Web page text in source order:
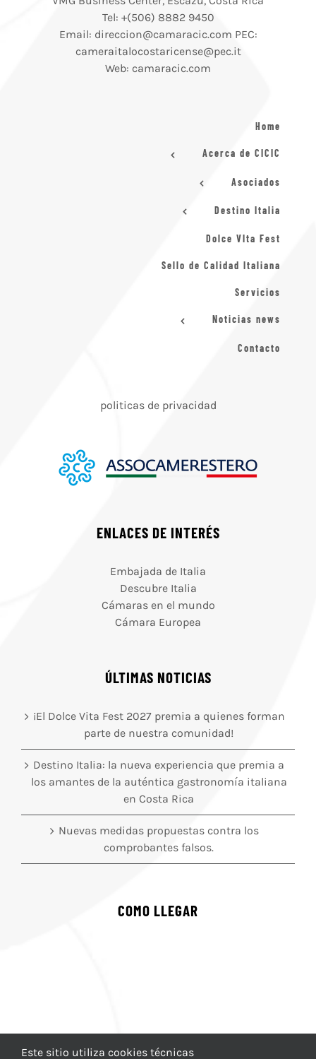
Tel: +(506) 8882 9450
Email: direccion@camaracic.com PEC:
cameraitalocostaricense@pec.it
Web: camaracic.com
Home
Acerca de CICIC
Asociados
Destino Italia
Dolce VIta Fest
Sello de Calidad Italiana
Servicios
Noticias news
Contacto
politicas de privacidad
ENLACES DE INTERÉS
Embajada de Italia
Descubre Italia
Cámaras en el mundo
Cámara Europea
ÚLTIMAS NOTICIAS
¡El Dolce Vita Fest 2027 premia a quienes forman
parte de nuestra comunidad!
Destino Italia: la nueva experiencia que premia a
los amantes de la auténtica gastronomía italiana
en Costa Rica
Nuevas medidas propuestas contra los
comprobantes falsos.
COMO LLEGAR
Este sitio utiliza cookies técnicas